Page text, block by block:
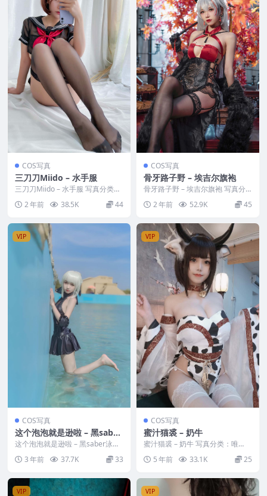
COS写真
三刀刀Miido – 水手服
三刀刀Miido – 水手服 写真分类：
唯美，参与模特：三刀刀Miido [套
图...2 年前 38.5K 44
COS写真
骨牙路子野 – 埃吉尔旗袍
骨牙路子野 – 埃吉尔旗袍 写真分
类：唯美，参与模特：骨牙路子野
[套图大小]：...
2 年前 52.9K 45
VIP
COS写真
这个泡泡就是逊啦 – 黑saber
泳装
这个泡泡就是逊啦 – 黑saber泳装
写真分类：唯美，参与模特：这个
泡泡就是逊...
3 年前 37.7K 33
VIP
COS写真
蜜汁猫裘 – 奶牛
蜜汁猫裘 – 奶牛 写真分类：唯
美，参与模特：蜜汁猫裘 [套图大
小]：[30P／...
5 年前 33.1K 25
VIP VIP